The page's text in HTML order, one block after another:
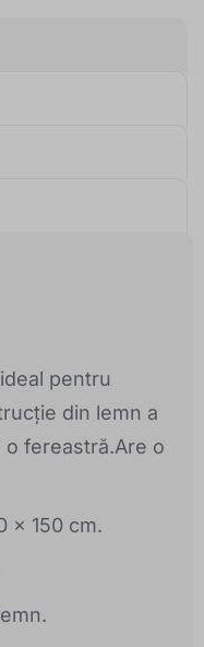
pentru
din lemn a
fereastră.Are o
x 150 cm.